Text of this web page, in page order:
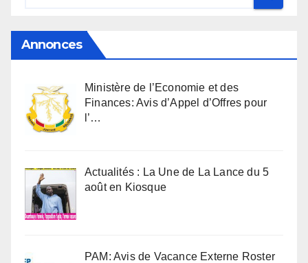
Annonces
Ministère de l’Economie et des
Finances: Avis d’Appel d’Offres pour
l’…
Actualités : La Une de La Lance du 5
août en Kiosque
PAM: Avis de Vacance Externe Roster